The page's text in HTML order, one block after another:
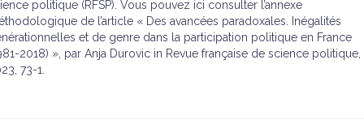
politique (RFSP). Vous pouvez ici consulter l’annexe
de l’article « Des avancées paradoxales. Inégalités
et de genre dans la participation politique en France
2018) », par Anja Durovic in Revue française de science politique,
73-1.